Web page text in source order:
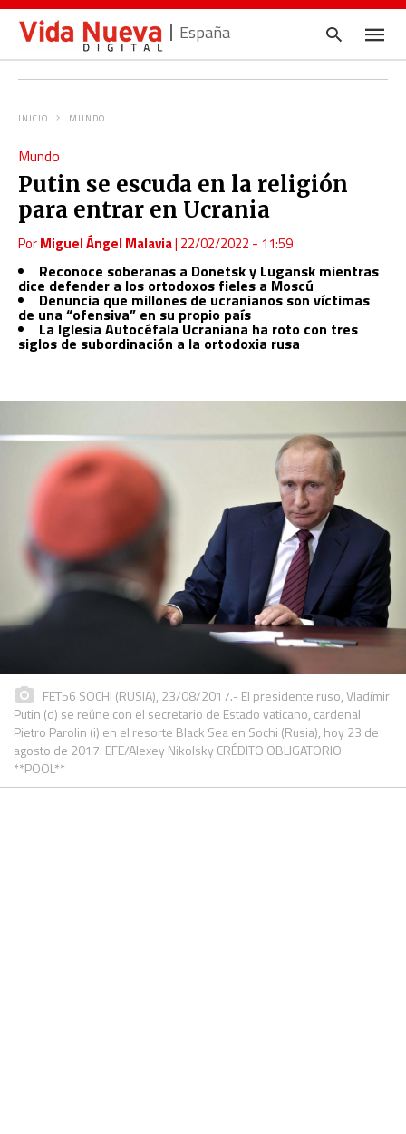
España
INICIO MUNDO
Mundo
Putin se escuda en la religión
para entrar en Ucrania
PorMiguel Ángel Malavia| 22/02/2022 - 11:59
Reconoce soberanas a Donetsk y Lugansk mientras
dice defender a los ortodoxos fieles a Moscú
Denuncia que millones de ucranianos son víctimas
de una “ofensiva” en su propio país
La Iglesia Autocéfala Ucraniana ha roto con tres
siglos de subordinación a la ortodoxia rusa
FET56 SOCHI (RUSIA), 23/08/2017.- El presidente ruso, Vladímir
Putin (d) se reúne con el secretario de Estado vaticano, cardenal
Pietro Parolin (i) en el resorte Black Sea en Sochi (Rusia), hoy 23 de
agosto de 2017. EFE/Alexey Nikolsky CRÉDITO OBLIGATORIO
**POOL**